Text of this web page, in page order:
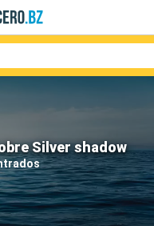
Silver shadow
Compañías